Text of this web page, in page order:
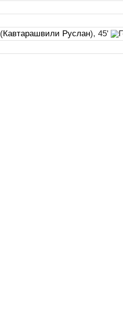
(Кавтарашвили Руслан), 45'